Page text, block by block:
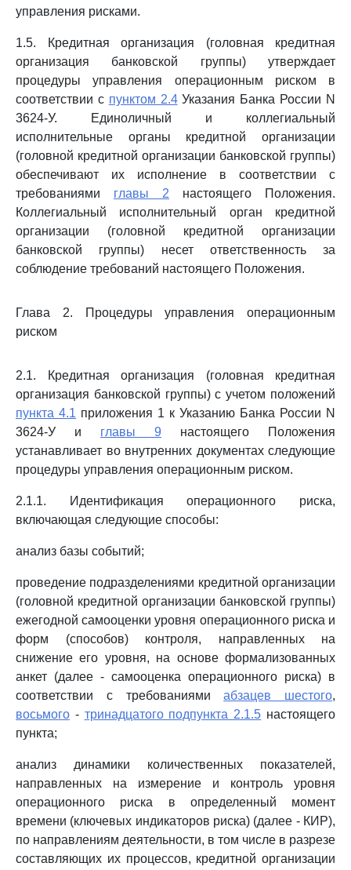
управления рисками.
1.5. Кредитная организация (головная кредитная
организация банковской группы) утверждает
процедуры управления операционным риском в
соответствии с пунктом 2.4Указания Банка России N
3624-У. Единоличный и коллегиальный
исполнительные органы кредитной организации
(головной кредитной организации банковской группы)
обеспечивают их исполнение в соответствии с
требованиями главы 2 настоящего Положения.
Коллегиальный исполнительный орган кредитной
организации (головной кредитной организации
банковской группы) несет ответственность за
соблюдение требований настоящего Положения.
Глава 2. Процедуры управления операционным
риском
2.1. Кредитная организация (головная кредитная
организация банковской группы) с учетом положений
пункта 4.1 приложения 1 к Указанию Банка России N
3624-У и главы 9 настоящего Положения
устанавливает во внутренних документах следующие
процедуры управления операционным риском.
2.1.1. Идентификация операционного риска,
включающая следующие способы:
анализ базы событий;
проведение подразделениями кредитной организации
(головной кредитной организации банковской группы)
ежегодной самооценки уровня операционного риска и
форм (способов) контроля, направленных на
снижение его уровня, на основе формализованных
анкет (далее - самооценка операционного риска) в
соответствии с требованиямиабзацев шестого,
восьмого - тринадцатого подпункта 2.1.5 настоящего
пункта;
анализ динамики количественных показателей,
направленных на измерение и контроль уровня
операционного риска в определенный момент
времени (ключевых индикаторов риска) (далее - КИР),
по направлениям деятельности, в том числе в разрезе
составляющих их процессов, кредитной организации